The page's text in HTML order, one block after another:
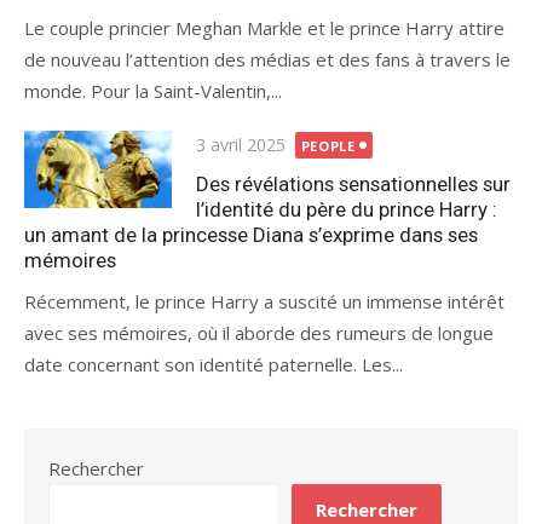
Le couple princier Meghan Markle et le prince Harry attire
de nouveau l’attention des médias et des fans à travers le
monde. Pour la Saint-Valentin,...
Publié
le
3 avril 2025 PEOPLE
Des révélations sensationnelles sur
l’identité du père du prince Harry :
un amant de la princesse Diana s’exprime dans ses
mémoires
Récemment, le prince Harry a suscité un immense intérêt
avec ses mémoires, où il aborde des rumeurs de longue
date concernant son identité paternelle. Les...
Rechercher
Rechercher